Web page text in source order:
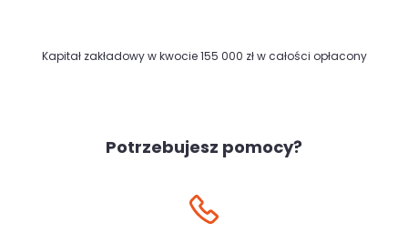
Kapitał zakładowy w kwocie 155 000 zł w całości opłacony
Potrzebujesz pomocy?